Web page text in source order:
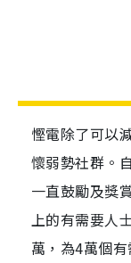
慳電除了可以
懷弱勢社群。
一直鼓勵及獎
上的有需要人
萬，為4萬個